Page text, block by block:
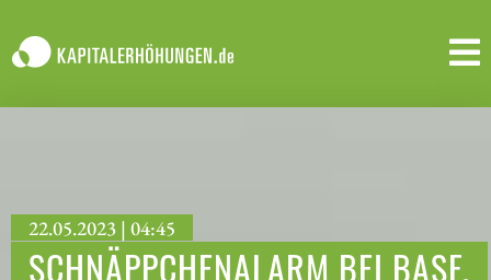
22.05.2023 | 04:45
SCHNÄPPCHENALARM BEI BASF,